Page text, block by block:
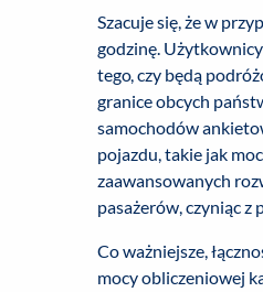
Szacuje się, że w
godzinę.
tego, czy będą
granice obcych
samochodów
pojazdu, takie jak
zaawansowanych
pasażerów, czyniąc
Co ważniejsze,
mocy obliczeniowej